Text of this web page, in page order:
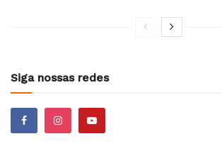
Siga nossas redes